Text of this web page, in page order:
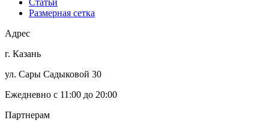
Размерная сетка
Адрес
г. Казань
ул. Сары Садыковой 30
Ежедневно с 11:00 до 20:00
Партнерам